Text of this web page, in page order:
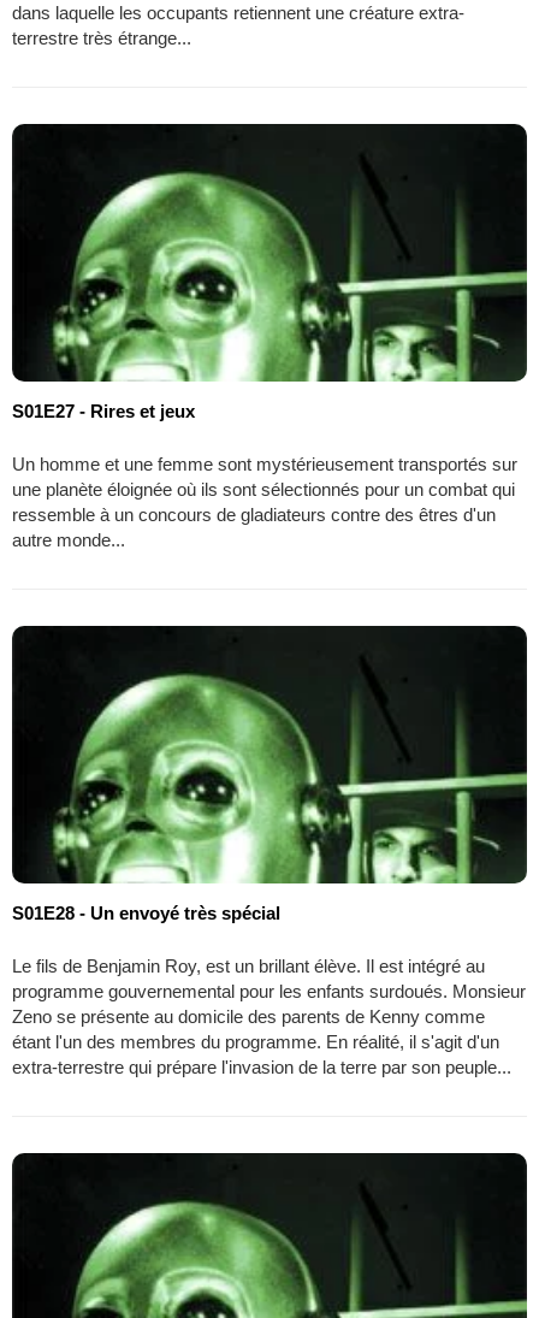
dans laquelle les occupants retiennent une créature extra-
terrestre très étrange...
S01E27 - Rires et jeux
Un homme et une femme sont mystérieusement transportés sur
une planète éloignée où ils sont sélectionnés pour un combat qui
ressemble à un concours de gladiateurs contre des êtres d'un
autre monde...
S01E28 - Un envoyé très spécial
Le fils de Benjamin Roy, est un brillant élève. Il est intégré au
programme gouvernemental pour les enfants surdoués. Monsieur
Zeno se présente au domicile des parents de Kenny comme
étant l'un des membres du programme. En réalité, il s'agit d'un
extra-terrestre qui prépare l'invasion de la terre par son peuple...